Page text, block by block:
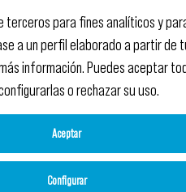
terceros para fines analíticos y
a un perfil elaborado a partir de
información. Puedes aceptar
o rechazar su uso.
Aceptar
Configurar